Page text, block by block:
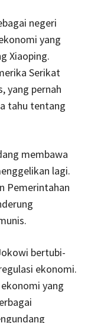
negeri
yang
Xiaoping.
Serikat
yang pernah
tahu tentang
membawa
lagi.
Pemerintahan
bertubi-
ekonomi.
yang